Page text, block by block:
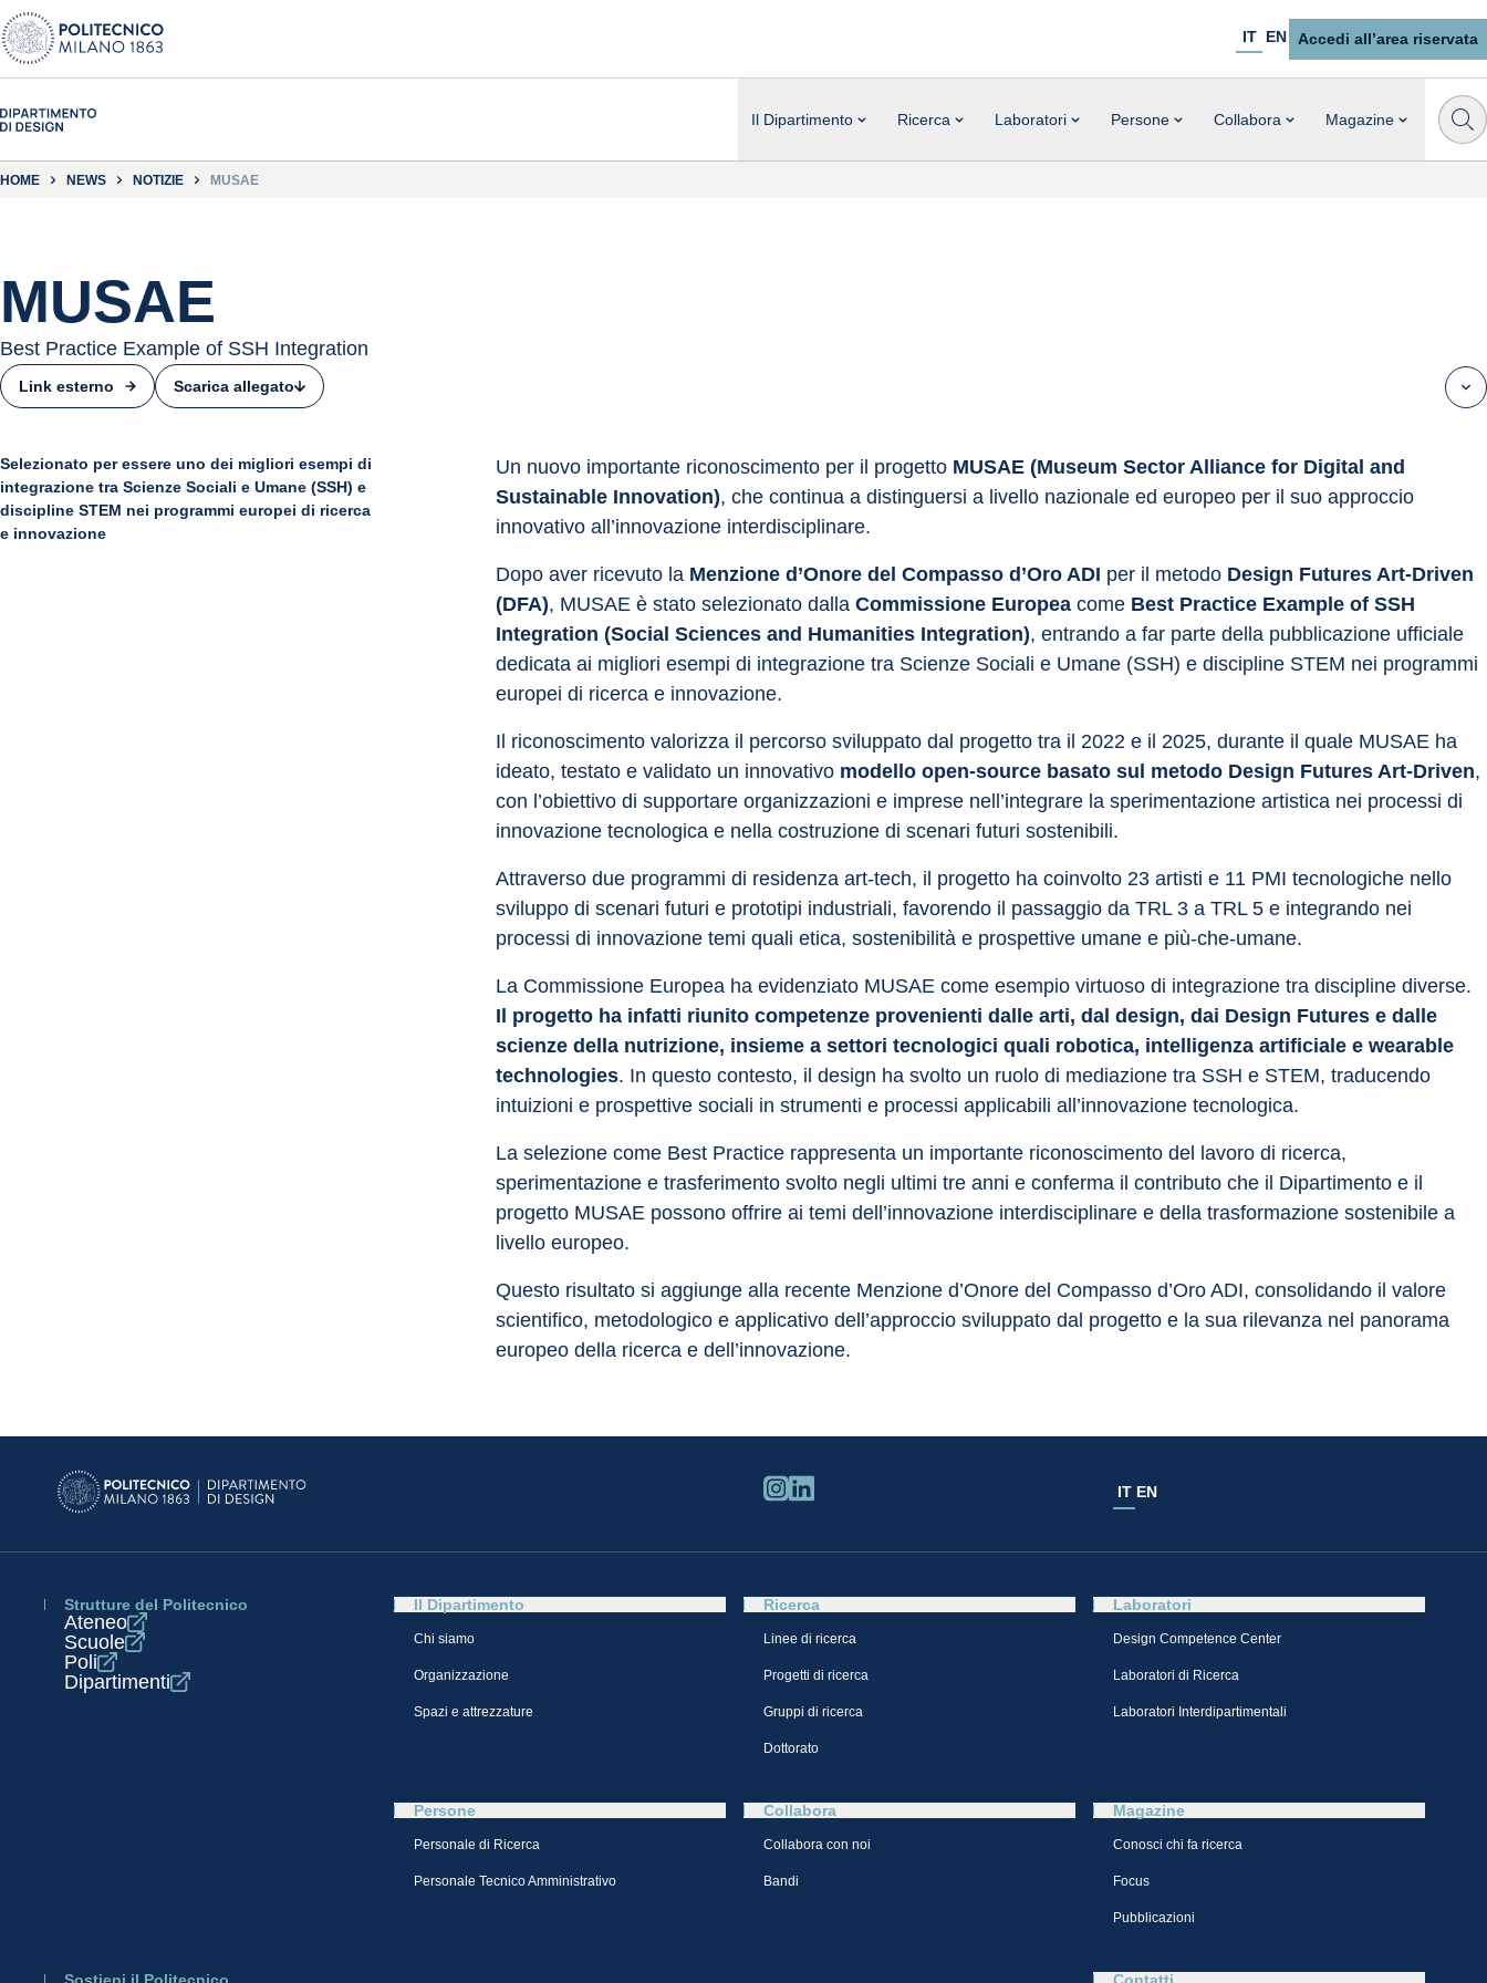
IT EN Accedi all’area riservata
Il Dipartimento Ricerca Laboratori Persone Collabora Magazine
HOME NEWS NOTIZIE MUSAE
MUSAE
Best Practice Example of SSH Integration
Link esterno Scarica allegato
Selezionato per essere uno dei migliori esempi di
integrazione tra Scienze Sociali e Umane (SSH) e
discipline STEM nei programmi europei di ricerca
e innovazione
Un nuovo importante riconoscimento per il progetto MUSAE (Museum Sector Alliance for Digital and
Sustainable Innovation), che continua a distinguersi a livello nazionale ed europeo per il suo approccio
innovativo all’innovazione interdisciplinare.
Dopo aver ricevuto la Menzione d’Onore del Compasso d’Oro ADI per il metodo Design Futures Art-Driven
(DFA), MUSAE è stato selezionato dalla Commissione Europea come Best Practice Example of SSH
Integration (Social Sciences and Humanities Integration), entrando a far parte della pubblicazione ufficiale
dedicata ai migliori esempi di integrazione tra Scienze Sociali e Umane (SSH) e discipline STEM nei programmi
europei di ricerca e innovazione.
Il riconoscimento valorizza il percorso sviluppato dal progetto tra il 2022 e il 2025, durante il quale MUSAE ha
ideato, testato e validato un innovativo modello open-source basato sul metodo Design Futures Art-Driven,
con l’obiettivo di supportare organizzazioni e imprese nell’integrare la sperimentazione artistica nei processi di
innovazione tecnologica e nella costruzione di scenari futuri sostenibili.
Attraverso due programmi di residenza art-tech, il progetto ha coinvolto 23 artisti e 11 PMI tecnologiche nello
sviluppo di scenari futuri e prototipi industriali, favorendo il passaggio da TRL 3 a TRL 5 e integrando nei
processi di innovazione temi quali etica, sostenibilità e prospettive umane e più-che-umane.
La Commissione Europea ha evidenziato MUSAE come esempio virtuoso di integrazione tra discipline diverse.
Il progetto ha infatti riunito competenze provenienti dalle arti, dal design, dai Design Futures e dalle
scienze della nutrizione, insieme a settori tecnologici quali robotica, intelligenza artificiale e wearable
technologies. In questo contesto, il design ha svolto un ruolo di mediazione tra SSH e STEM, traducendo
intuizioni e prospettive sociali in strumenti e processi applicabili all’innovazione tecnologica.
La selezione come Best Practice rappresenta un importante riconoscimento del lavoro di ricerca,
sperimentazione e trasferimento svolto negli ultimi tre anni e conferma il contributo che il Dipartimento e il
progetto MUSAE possono offrire ai temi dell’innovazione interdisciplinare e della trasformazione sostenibile a
livello europeo.
Questo risultato si aggiunge alla recente Menzione d’Onore del Compasso d’Oro ADI, consolidando il valore
scientifico, metodologico e applicativo dell’approccio sviluppato dal progetto e la sua rilevanza nel panorama
europeo della ricerca e dell’innovazione.
IT EN
Strutture del Politecnico
Ateneo
Scuole
Poli
Dipartimenti
Il Dipartimento
Chi siamo
Organizzazione
Spazi e attrezzature
Ricerca
Linee di ricerca
Progetti di ricerca
Gruppi di ricerca
Dottorato
Laboratori
Design Competence Center​
Laboratori di Ricerca
Laboratori Interdipartimentali
Persone
Personale di Ricerca
Personale Tecnico Amministrativo
Collabora
Collabora con noi
Bandi
Magazine
Conosci chi fa ricerca
Focus
Pubblicazioni